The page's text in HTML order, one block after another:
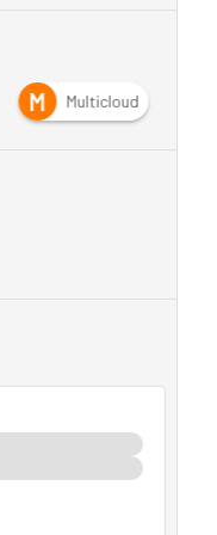
M Multicloud